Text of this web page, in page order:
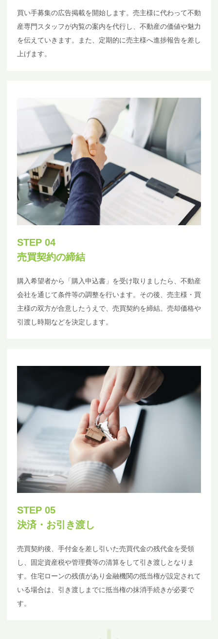
買い手募集の広告掲載を開始します。売主様に代わって不動
産専門スタッフが内覧の案内を代行し、不動産の価値や魅力
を伝えていきます。また、定期的に売主様へ進捗報告を差し
上げます。
STEP 04
売買契約の締結
購入希望者から「購入申込書」を受け取りましたら、不動産
会社を通じて条件等の調整を行います。その後、売主様・買
主様の双方が合意したうえで、売買契約を締結。売却価格や
引渡し時期などを決定します。
STEP 05
決済・お引き渡し
売買契約後、手付金を差し引いた売買代金の残代金を受領
し、固定資産税や管理費等の清算をして引き渡しとなりま
す。住宅ローンの残債があり金融機関の抵当権が設定されて
いる場合は、引き渡しまでに抵当権の抹消手続きが必要で
す。